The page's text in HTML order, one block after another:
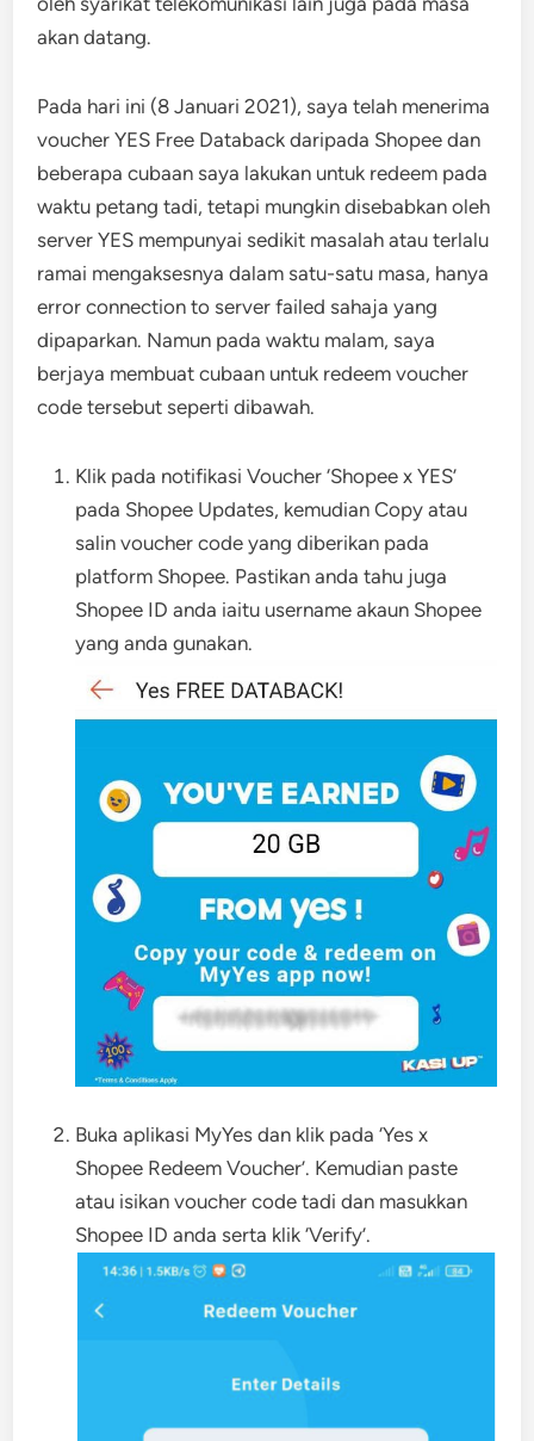
akan datang.
Pada hari ini (8 Januari 2021), saya telah menerima
voucher YES Free Databack daripada Shopee dan
beberapa cubaan saya lakukan untuk redeem pada
waktu petang tadi, tetapi mungkin disebabkan oleh
server YES mempunyai sedikit masalah atau terlalu
ramai mengaksesnya dalam satu-satu masa, hanya
error connection to server failed sahaja yang
dipaparkan. Namun pada waktu malam, saya
berjaya membuat cubaan untuk redeem voucher
code tersebut seperti dibawah.
Klik pada notifikasi Voucher ‘Shopee x YES’
pada Shopee Updates, kemudian Copy atau
salin voucher code yang diberikan pada
platform Shopee. Pastikan anda tahu juga
Shopee ID anda iaitu username akaun Shopee
yang anda gunakan.
Buka aplikasi MyYes dan klik pada ‘Yes x
Shopee Redeem Voucher’. Kemudian paste
atau isikan voucher code tadi dan masukkan
Shopee ID anda serta klik ‘Verify’.